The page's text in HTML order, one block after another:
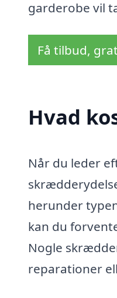
garderobe vil
Få tilbud,
Hvad
Når du leder
herunder
kan du
Nogle
reparationer